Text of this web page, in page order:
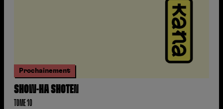
Prochainement
SHOW-HA SHOTEN
TOME 10